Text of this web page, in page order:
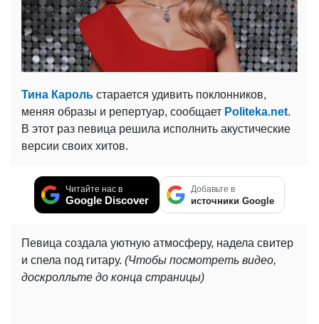
Тина Кароль старается удивить поклонников,
меняя образы и репертуар, сообщает Politeka.net.
В этот раз певица решила исполнить акустические
версии своих хитов.
Читайте нас в
Google Discover
Добавьте в
источники Google
Певица создала уютную атмосферу, надела свитер
и спела под гитару. (Чтобы посмотреть видео,
доскролльте до конца страницы)